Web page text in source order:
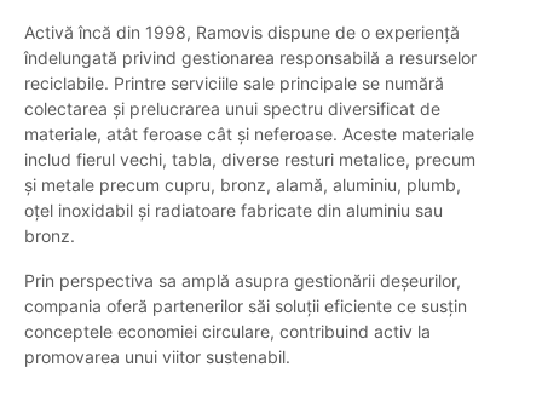
Activă încă din 1998, Ramovis dispune de o experiență
îndelungată privind gestionarea responsabilă a resurselor
reciclabile. Printre serviciile sale principale se numără
colectarea și prelucrarea unui spectru diversificat de
materiale, atât feroase cât și neferoase. Aceste materiale
includ fierul vechi, tabla, diverse resturi metalice, precum
și metale precum cupru, bronz, alamă, aluminiu, plumb,
oțel inoxidabil și radiatoare fabricate din aluminiu sau
bronz.
Prin perspectiva sa amplă asupra gestionării deșeurilor,
compania oferă partenerilor săi soluții eficiente ce susțin
conceptele economiei circulare, contribuind activ la
promovarea unui viitor sustenabil.